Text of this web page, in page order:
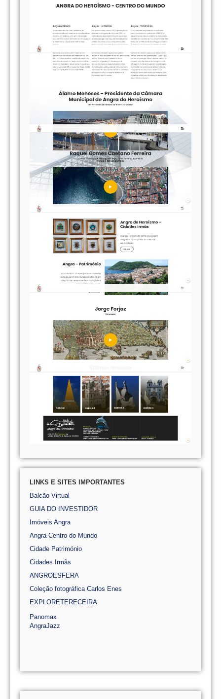
LINKS E SITES IMPORTANTES
Balcão Virtual
GUIA DO INVESTIDOR
Imóveis Angra
Angra-Centro do Mundo
Cidade Património
Cidades Irmãs
ANGROESFERA
Coleção fotográfica Carlos Enes
EXPLORETERECEIRA
Panomax
AngraJazz